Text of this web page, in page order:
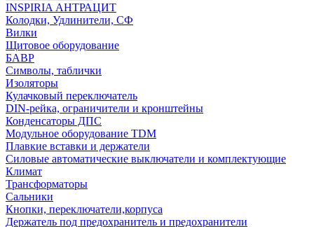
INSPIRIA АНТРАЦИТ
Колодки, Удлинители, СФ
Вилки
Щитовое оборудование
БАВР
Символы, таблички
Изоляторы
Кулачковый переключатель
DIN-рейка, ограничители и кронштейны
Конденсаторы ДПС
Модульное оборудование TDM
Плавкие вставки и держатели
Силовые автоматические выключатели и комплектующие
Климат
Трансформаторы
Сальники
Кнопки, переключатели,корпуса
Держатель под предохранитель и предохранители